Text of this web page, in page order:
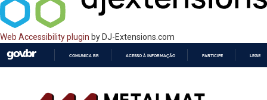
Web Accessibility plugin by DJ-Extensions.com
CONTEÚDO
COMUNICA BR ACESSO À INFORMAÇÃO PARTICIPE